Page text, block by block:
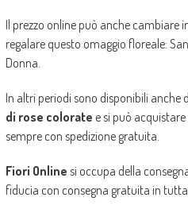
Il prezzo online può anche cambiare
regalare questo omaggio floreale:
Donna.
In altri periodi sono disponibili anche
di rose colorate e si può
sempre con spedizione gratuita.
Fiori Online si occupa della
fiducia con consegna gratuita in